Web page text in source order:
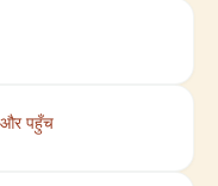
और पहुँच